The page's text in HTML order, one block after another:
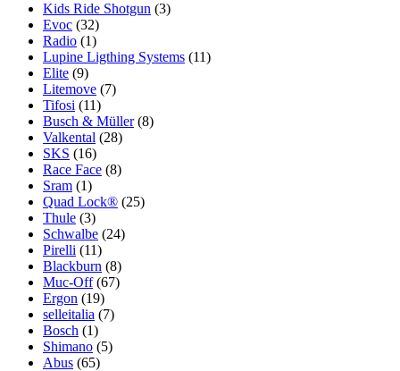
Kids Ride Shotgun (3)
Evoc (32)
Radio (1)
Lupine Ligthing Systems (11)
Elite (9)
Litemove (7)
Tifosi (11)
Busch & Müller (8)
Valkental (28)
SKS (16)
Race Face (8)
Sram (1)
Quad Lock® (25)
Thule (3)
Schwalbe (24)
Pirelli (11)
Blackburn (8)
Muc-Off (67)
Ergon (19)
selleitalia (7)
Bosch (1)
Shimano (5)
Abus (65)